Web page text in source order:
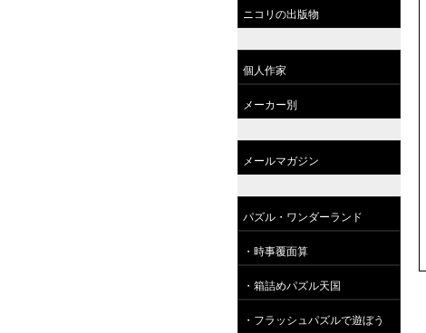
ニコリの出版物
個人作家
メーカー別
メールマガジン
パズル・ワンダーランド
・時事覆面算
・箱詰めパズル天国
・フラッシュパズルで遊ぼう